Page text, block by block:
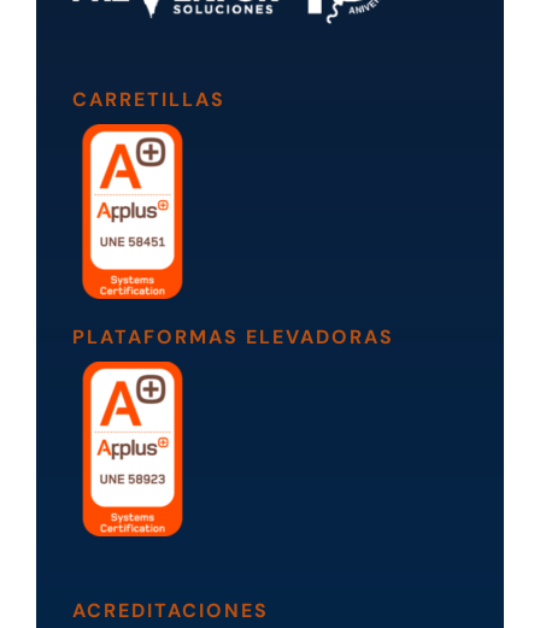
CARRETILLAS
PLATAFORMAS ELEVADORAS
ACREDITACIONES